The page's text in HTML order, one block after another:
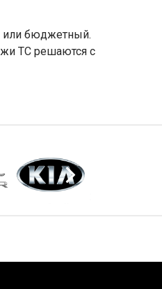
или бюджетный.
ТС решаются с